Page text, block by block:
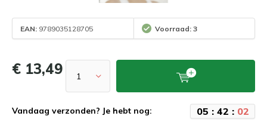
EAN: 9789035128705 Voorraad: 3
€ 13,49
Vandaag verzonden? Je hebt nog: 05 : 42 : 01